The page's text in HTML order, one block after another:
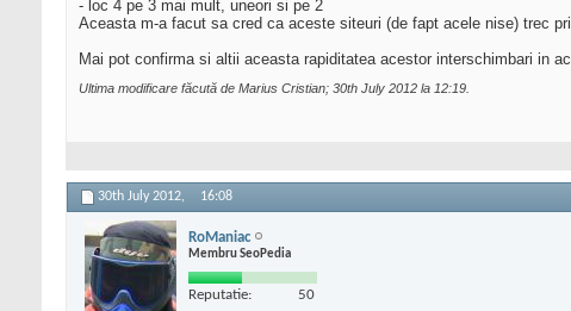
- loc 4 pe 3 mai mult, uneori si pe 2
Aceasta m-a facut sa cred ca aceste siteuri (de fapt acele nise) trec
Mai pot confirma si altii aceasta rapiditatea acestor interschimbari in
Ultima modificare făcută de Marius Cristian; 30th July 2012 la 12:19
30th July 2012, 16:08
RoManiac
Membru SeoPedia
Reputatie: 50